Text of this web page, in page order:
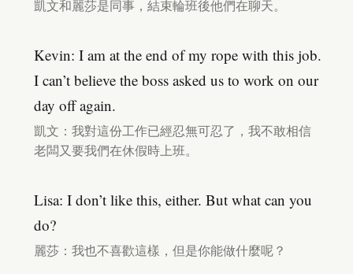
凱文和麗莎是同事，結束輪班後他們在聊天。
Kevin: I am at the end of my rope with this job.
I can’t believe the boss asked us to work on our
day off again.
凱文：我對這份工作已經忍無可忍了，我不敢相信
老闆又要我們在休假時上班。
Lisa: I don’t like this, either. But what can you
do?
麗莎：我也不喜歡這樣，但是你能做什麼呢？